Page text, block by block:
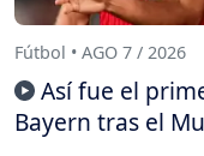
Fútbol • AGO 7 / 2026
Así fue el
Bayern tras el